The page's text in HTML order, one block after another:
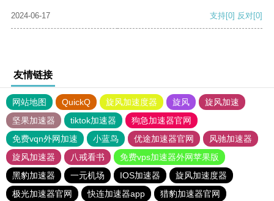
2024-06-17 支持[0] 反对[0]
友情链接
网站地图 QuickQ 旋风加速度器 旋风
旋风加速
坚果加速器
tiktok加速器
狗急加速器官网
免费vqn外网加速
小蓝鸟 优途加速器官网
风驰加速器
旋风加速器
八戒看书
免费vps加速器外网苹果版
黑豹加速器
一元机场 IOS加速器
旋风加速度器
极光加速器官网
快连加速器app 猎豹加速器官网